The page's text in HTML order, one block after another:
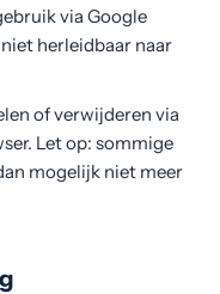
via Google
herleidbaar naar
of verwijderen via
Let op: sommige
mogelijk niet meer